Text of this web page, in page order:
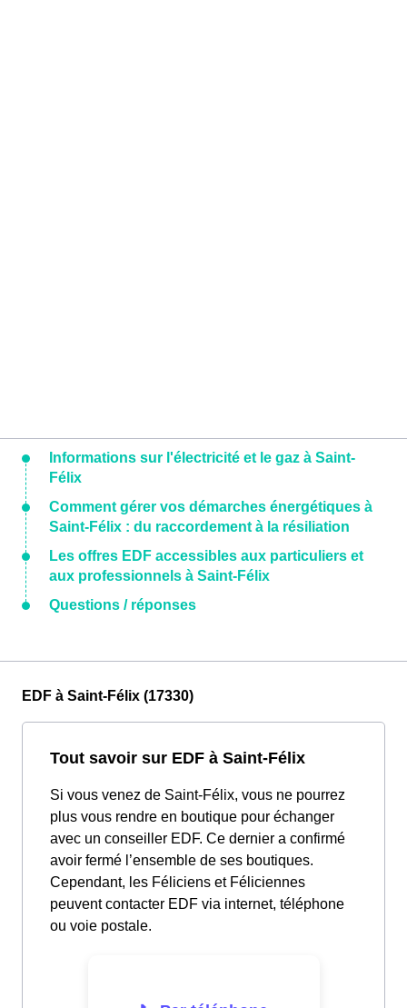
Informations sur l'électricité et le gaz à Saint-
Félix
Comment gérer vos démarches énergétiques à
Saint-Félix : du raccordement à la résiliation
Les offres EDF accessibles aux particuliers et
aux professionnels à Saint-Félix
Questions / réponses
EDF à Saint-Félix (17330)
Tout savoir sur EDF à Saint-Félix
Si vous venez de Saint-Félix, vous ne pourrez
plus vous rendre en boutique pour échanger
avec un conseiller EDF. Ce dernier a confirmé
avoir fermé l’ensemble de ses boutiques.
Cependant, les Féliciens et Féliciennes
peuvent contacter EDF via internet, téléphone
ou voie postale.